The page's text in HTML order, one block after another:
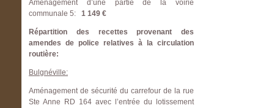
Aménagement d’une partie de la voirie
communale 5: 1 149 €
Répartition des recettes provenant des
amendes de police relatives à la circulation
routière:
Bulgnéville:
Aménagement de sécurité du carrefour de la rue
Ste Anne RD 164 avec l’entrée du lotissement